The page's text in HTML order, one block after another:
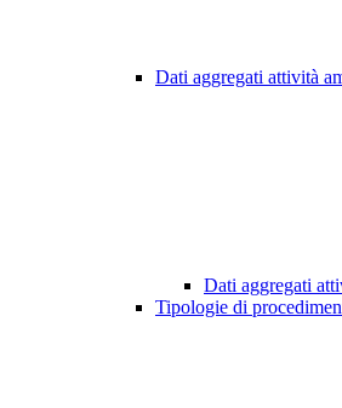
Dati aggregati attività
Dati aggregati
Tipologie di